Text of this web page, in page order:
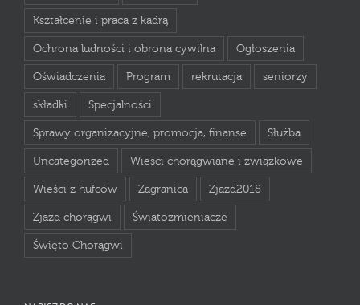
Kształcenie i praca z kadrą
Ochrona ludności i obrona cywilna Ogłoszenia
Oświadczenia Program rekrutacja seniorzy
składki Specjalności
Sprawy organizacyjne, promocja, finanse Służba
Uncategorized Wieści chorągwiane i związkowe
Wieści z hufców Zagranica Zjazd2018
Zjazd chorągwi Światozmieniacze
Święto Chorągwi